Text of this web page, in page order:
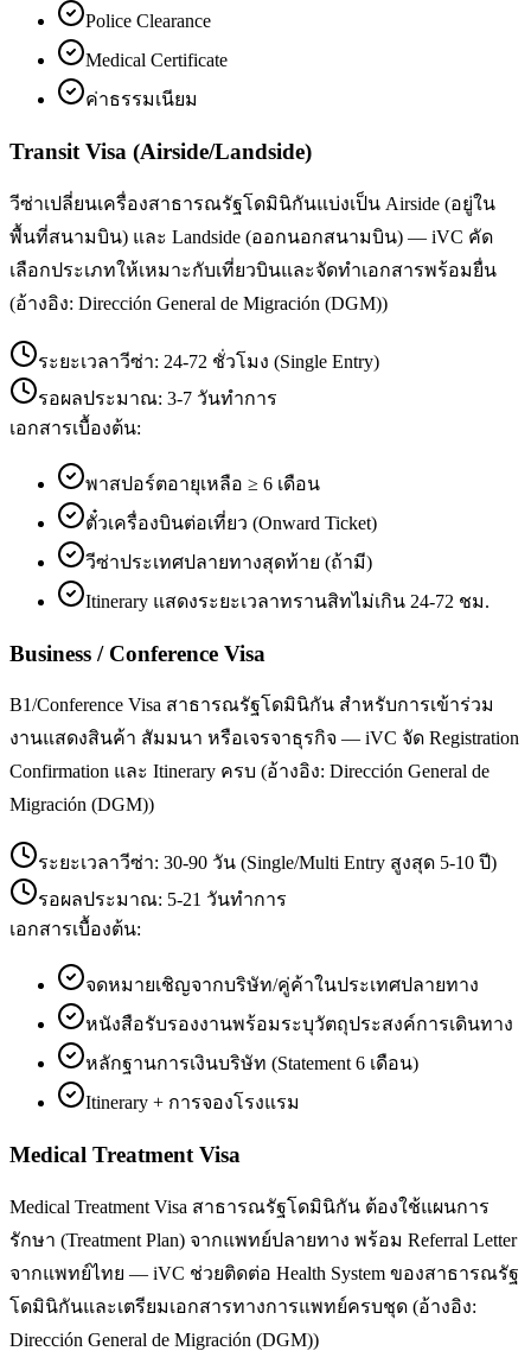
Police Clearance
Medical Certificate
ค่าธรรมเนียม
Transit Visa (Airside/Landside)
วีซ่าเปลี่ยนเครื่องสาธารณรัฐโดมินิกันแบ่งเป็น Airside (อยู่ใน
พื้นที่สนามบิน) และ Landside (ออกนอกสนามบิน) — iVC คัด
เลือกประเภทให้เหมาะกับเที่ยวบินและจัดทำเอกสารพร้อมยื่น
(อ้างอิง: Dirección General de Migración (DGM))
ระยะเวลาวีซ่า: 24-72 ชั่วโมง (Single Entry)
รอผลประมาณ: 3-7 วันทำการ
เอกสารเบื้องต้น:
พาสปอร์ตอายุเหลือ ≥ 6 เดือน
ตั๋วเครื่องบินต่อเที่ยว (Onward Ticket)
วีซ่าประเทศปลายทางสุดท้าย (ถ้ามี)
Itinerary แสดงระยะเวลาทรานสิทไม่เกิน 24-72 ชม.
Business / Conference Visa
B1/Conference Visa สาธารณรัฐโดมินิกัน สำหรับการเข้าร่วม
งานแสดงสินค้า สัมมนา หรือเจรจาธุรกิจ — iVC จัด Registration
Confirmation และ Itinerary ครบ (อ้างอิง: Dirección General de
Migración (DGM))
ระยะเวลาวีซ่า: 30-90 วัน (Single/Multi Entry สูงสุด 5-10 ปี)
รอผลประมาณ: 5-21 วันทำการ
เอกสารเบื้องต้น:
จดหมายเชิญจากบริษัท/คู่ค้าในประเทศปลายทาง
หนังสือรับรองงานพร้อมระบุวัตถุประสงค์การเดินทาง
หลักฐานการเงินบริษัท (Statement 6 เดือน)
Itinerary + การจองโรงแรม
Medical Treatment Visa
Medical Treatment Visa สาธารณรัฐโดมินิกัน ต้องใช้แผนการ
รักษา (Treatment Plan) จากแพทย์ปลายทาง พร้อม Referral Letter
จากแพทย์ไทย — iVC ช่วยติดต่อ Health System ของสาธารณรัฐ
โดมินิกันและเตรียมเอกสารทางการแพทย์ครบชุด (อ้างอิง:
Dirección General de Migración (DGM))